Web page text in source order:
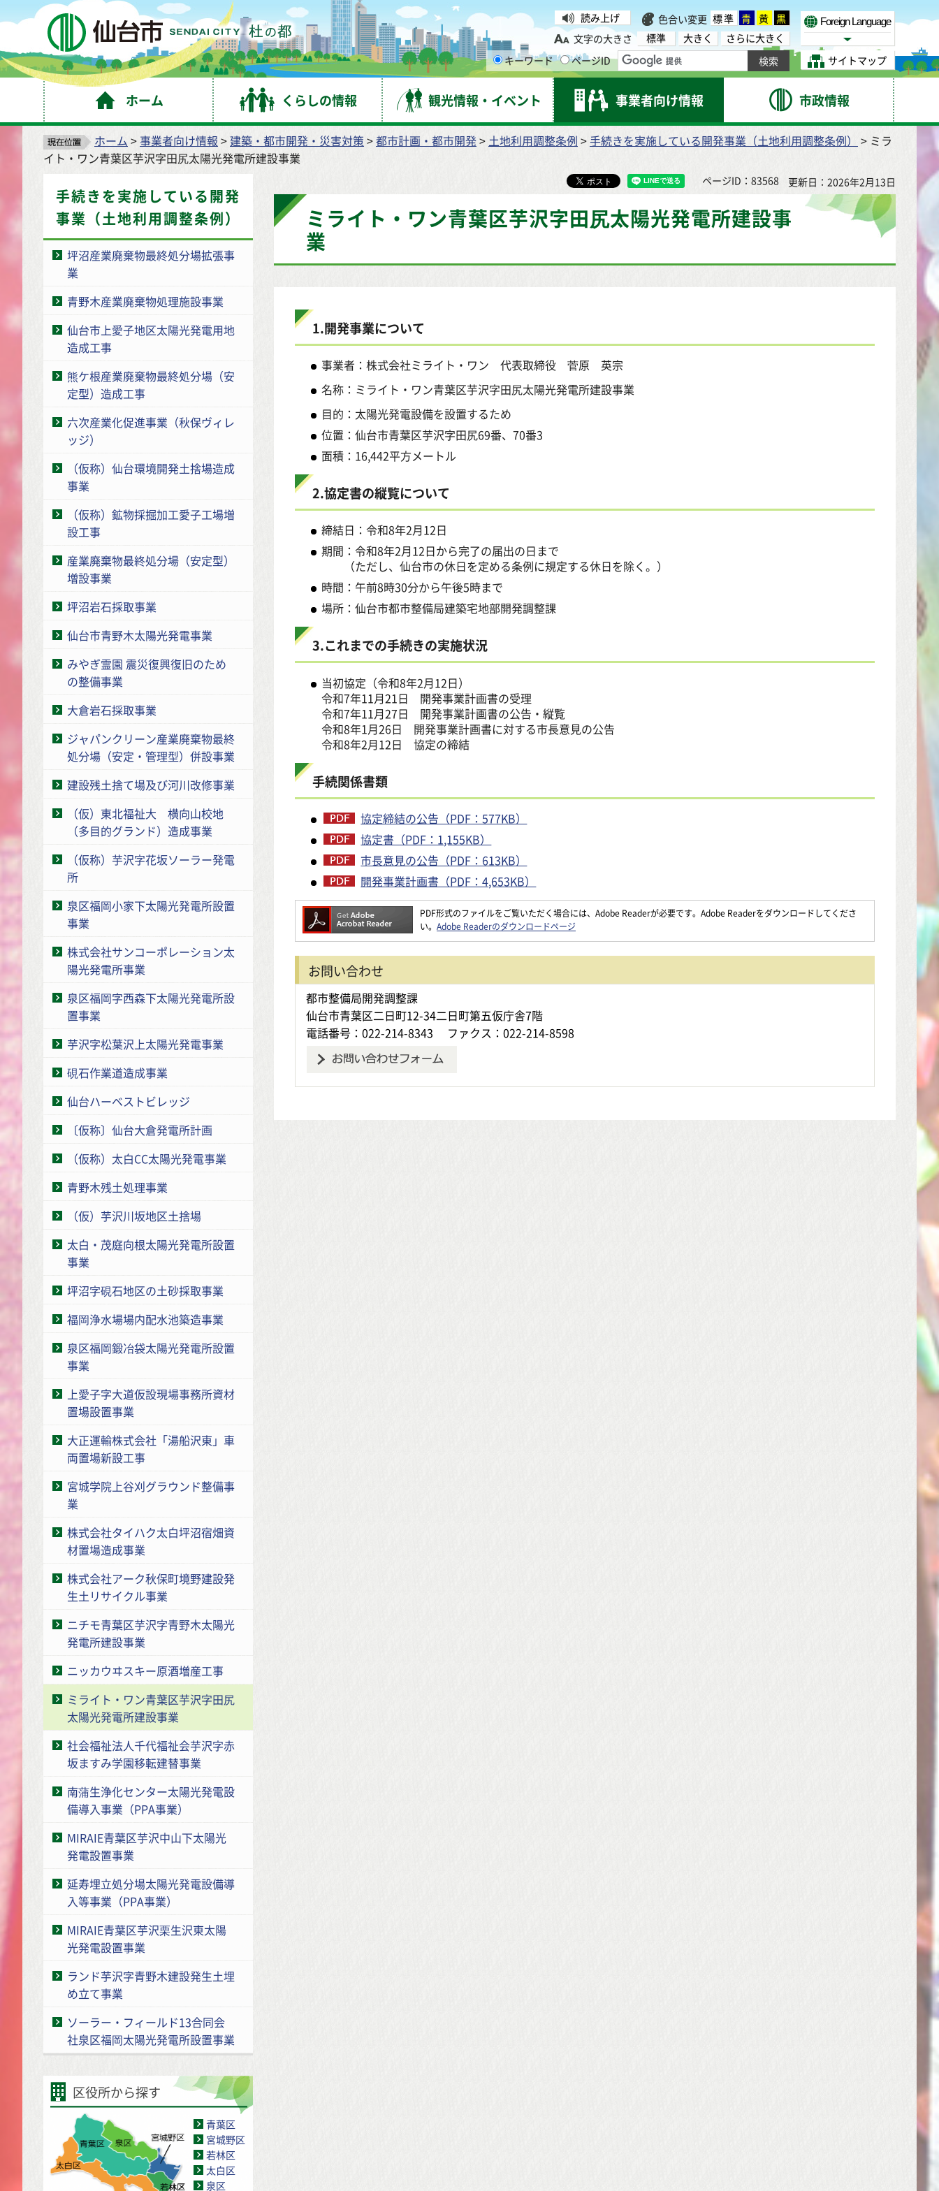
仙台市 読み上げ 色合い変更 標準 青 黄 黒
文字の大きさ
標準 大きく
さらに大きく
キーワード
ページID
Foreign Language
Select Language
サイトマップ
ホーム くらしの情報 観光情報・イベント 事業者向け情報 市政情報
ホーム >事業者向け情報 >建築・都市開発・災害対策 >都市計画・都市開発> 土地利用調整条例 >手続きを実施している開発事業（土地利用調整条例）
> ミラ
イト・ワン青葉区芋沢字田尻太陽光発電所建設事業
手続きを実施している開発
事業（土地利用調整条例）
坪沼産業廃棄物最終処分場拡張事
業
青野木産業廃棄物処理施設事業
仙台市上愛子地区太陽光発電用地
造成工事
熊ケ根産業廃棄物最終処分場（安
定型）造成工事
六次産業化促進事業（秋保ヴィレ
ッジ）
（仮称）仙台環境開発土捨場造成
事業
（仮称）鉱物採掘加工愛子工場増
設工事
産業廃棄物最終処分場（安定型）
増設事業
坪沼岩石採取事業
仙台市青野木太陽光発電事業
みやぎ霊園 震災復興復旧のため
の整備事業
大倉岩石採取事業
ジャパンクリーン産業廃棄物最終
処分場（安定・管理型）併設事業
建設残土捨て場及び河川改修事業
（仮）東北福祉大 横向山校地
（多目的グランド）造成事業
（仮称）芋沢字花坂ソーラー発電
所
泉区福岡小家下太陽光発電所設置
事業
株式会社サンコーポレーション太
陽光発電所事業
泉区福岡字西森下太陽光発電所設
置事業
芋沢字松葉沢上太陽光発電事業
硯石作業道造成事業
仙台ハーベストビレッジ
〔仮称〕仙台大倉発電所計画
（仮称）太白CC太陽光発電事業
青野木残土処理事業
（仮）芋沢川坂地区土捨場
太白・茂庭向根太陽光発電所設置
事業
坪沼字硯石地区の土砂採取事業
福岡浄水場場内配水池築造事業
泉区福岡鍛冶袋太陽光発電所設置
事業
上愛子字大道仮設現場事務所資材
置場設置事業
大正運輸株式会社「湯船沢東」車
両置場新設工事
宮城学院上谷刈グラウンド整備事
業
株式会社タイハク太白坪沼宿畑資
材置場造成事業
株式会社アーク秋保町境野建設発
生土リサイクル事業
ニチモ青葉区芋沢字青野木太陽光
発電所建設事業
ニッカウヰスキー原酒増産工事
ミライト・ワン青葉区芋沢字田尻
太陽光発電所建設事業
社会福祉法人千代福祉会芋沢字赤
坂ますみ学園移転建替事業
南蒲生浄化センター太陽光発電設
備導入事業（PPA事業）
MIRAIE青葉区芋沢中山下太陽光
発電設置事業
延寿埋立処分場太陽光発電設備導
入等事業（PPA事業）
MIRAIE青葉区芋沢栗生沢東太陽
光発電設置事業
ランド芋沢字青野木建設発生土埋
め立て事業
ソーラー・フィールド13合同会
社泉区福岡太陽光発電所設置事業
区役所から探す
青葉区
宮城野区
若林区
太白区
泉区
ページID：83568 更新日：2026年2月13日
ミライト・ワン青葉区芋沢字田尻太陽光発電所建設事
業
1.開発事業について
事業者：株式会社ミライト・ワン 代表取締役 菅原 英宗
名称：ミライト・ワン青葉区芋沢字田尻太陽光発電所建設事業
目的：太陽光発電設備を設置するため
位置：仙台市青葉区芋沢字田尻69番、70番3
面積：16,442平方メートル
2.協定書の縦覧について
締結日：令和8年2月12日
期間：令和8年2月12日から完了の届出の日まで
（ただし、仙台市の休日を定める条例に規定する休日を除く。）
時間：午前8時30分から午後5時まで
場所：仙台市都市整備局建築宅地部開発調整課
3.これまでの手続きの実施状況
当初協定（令和8年2月12日）
令和7年11月21日 開発事業計画書の受理
令和7年11月27日 開発事業計画書の公告・縦覧
令和8年1月26日 開発事業計画書に対する市長意見の公告
令和8年2月12日 協定の締結
手続関係書類
協定締結の公告（PDF：577KB）
協定書（PDF：1,155KB）
市長意見の公告（PDF：613KB）
開発事業計画書（PDF：4,653KB）
PDF形式のファイルをご覧いただく場合には、Adobe Readerが必要です。Adobe Readerをダウンロードしてくださ
い。 Adobe Readerのダウンロードページ
お問い合わせ
都市整備局開発調整課
仙台市青葉区二日町12-34二日町第五仮庁舎7階
電話番号：022-214-8343
ファクス：022-214-8598